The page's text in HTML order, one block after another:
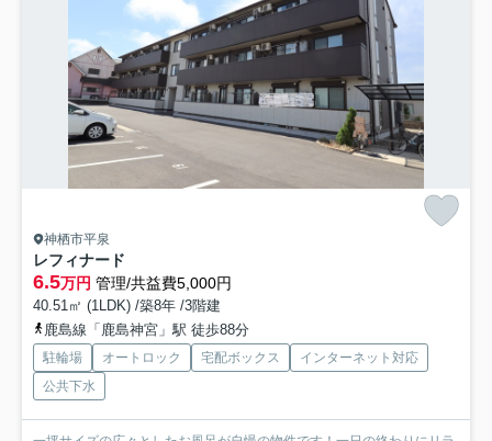
神栖市平泉
レフィナード
6.5万円 管理/共益費5,000円
40.51㎡ (1LDK) /築8年 /3階建
鹿島線「鹿島神宮」駅 徒歩88分
駐輪場 オートロック 宅配ボックス
インターネット対応
公共下水